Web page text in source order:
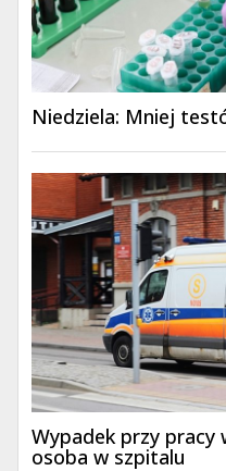
Niedziela: Mniej
Wypadek przy pracy
osoba w szpitalu